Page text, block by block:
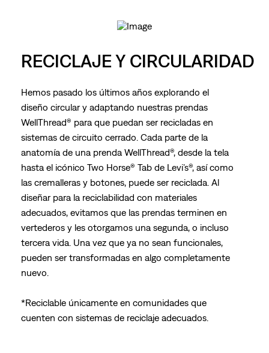
RECICLAJE Y CIRCULARIDAD
Hemos pasado los últimos años explorando el
diseño circular y adaptando nuestras prendas
WellThread® para que puedan ser recicladas en
sistemas de circuito cerrado. Cada parte de la
anatomía de una prenda WellThread®, desde la tela
hasta el icónico Two Horse® Tab de Levi’s®, así como
las cremalleras y botones, puede ser reciclada. Al
diseñar para la reciclabilidad con materiales
adecuados, evitamos que las prendas terminen en
vertederos y les otorgamos una segunda, o incluso
tercera vida. Una vez que ya no sean funcionales,
pueden ser transformadas en algo completamente
nuevo.
*Reciclable únicamente en comunidades que
cuenten con sistemas de reciclaje adecuados.